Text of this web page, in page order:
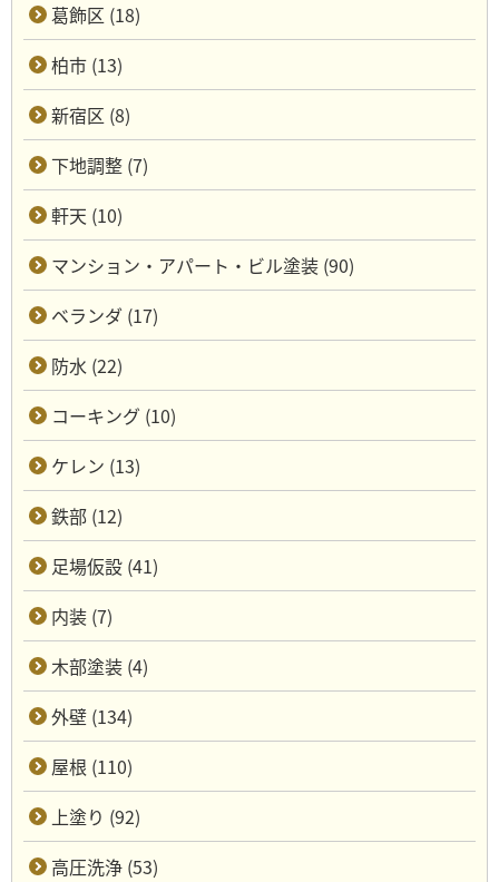
葛飾区 (18)
柏市 (13)
新宿区 (8)
下地調整 (7)
軒天 (10)
マンション・アパート・ビル塗装 (90)
ベランダ (17)
防水 (22)
コーキング (10)
ケレン (13)
鉄部 (12)
足場仮設 (41)
内装 (7)
木部塗装 (4)
外壁 (134)
屋根 (110)
上塗り (92)
高圧洗浄 (53)